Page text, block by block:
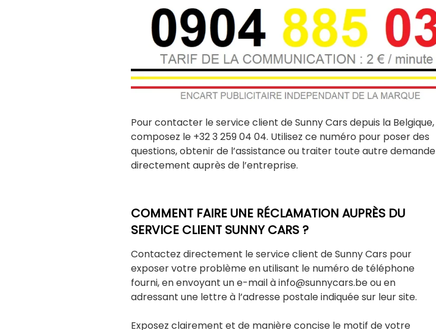
Pour contacter le service client de Sunny Cars depuis la Belgique,
composez le +32 3 259 04 04. Utilisez ce numéro pour poser des
questions, obtenir de l’assistance ou traiter toute autre demande
directement auprès de l’entreprise.
COMMENT FAIRE UNE RÉCLAMATION AUPRÈS DU
SERVICE CLIENT SUNNY CARS ?
Contactez directement le service client de Sunny Cars pour
exposer votre problème en utilisant le numéro de téléphone
fourni, en envoyant un e-mail à info@sunnycars.be ou en
adressant une lettre à l’adresse postale indiquée sur leur site.
Exposez clairement et de manière concise le motif de votre